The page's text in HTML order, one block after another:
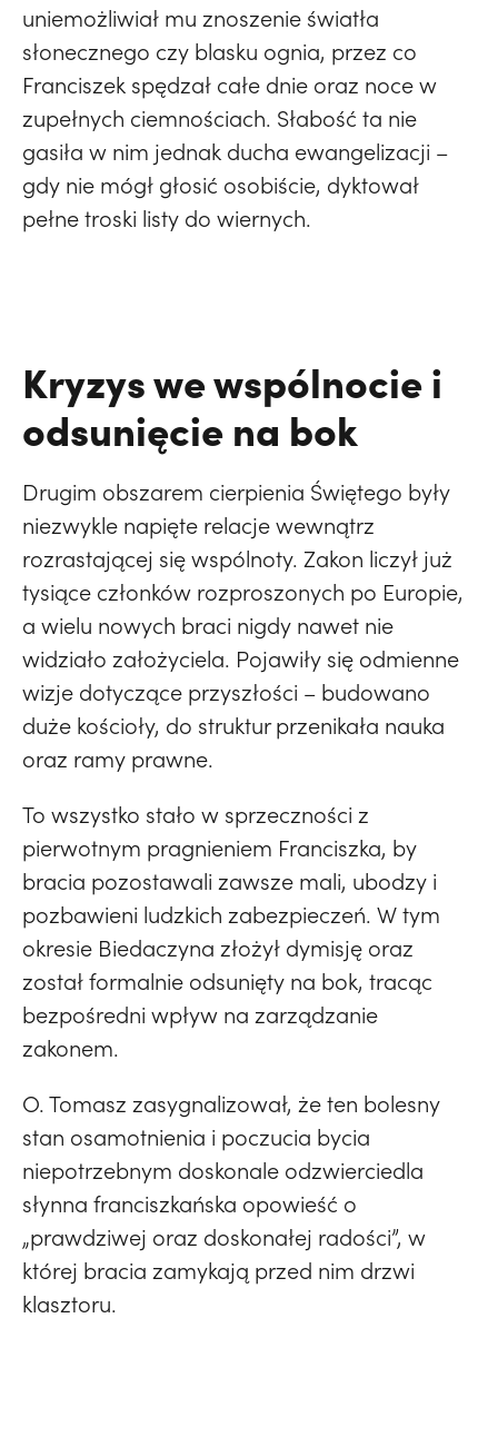
uniemożliwiał mu znoszenie światła
słonecznego czy blasku ognia, przez co
Franciszek spędzał całe dnie oraz noce w
zupełnych ciemnościach. Słabość ta nie
gasiła w nim jednak ducha ewangelizacji –
gdy nie mógł głosić osobiście, dyktował
pełne troski listy do wiernych.
Kryzys we wspólnocie i
odsunięcie na bok
Drugim obszarem cierpienia Świętego były
niezwykle napięte relacje wewnątrz
rozrastającej się wspólnoty. Zakon liczył już
tysiące członków rozproszonych po Europie,
a wielu nowych braci nigdy nawet nie
widziało założyciela. Pojawiły się odmienne
wizje dotyczące przyszłości – budowano
duże kościoły, do struktur przenikała nauka
oraz ramy prawne.
To wszystko stało w sprzeczności z
pierwotnym pragnieniem Franciszka, by
bracia pozostawali zawsze mali, ubodzy i
pozbawieni ludzkich zabezpieczeń. W tym
okresie Biedaczyna złożył dymisję oraz
został formalnie odsunięty na bok, tracąc
bezpośredni wpływ na zarządzanie
zakonem.
O. Tomasz zasygnalizował, że ten bolesny
stan osamotnienia i poczucia bycia
niepotrzebnym doskonale odzwierciedla
słynna franciszkańska opowieść o
„prawdziwej oraz doskonałej radości”, w
której bracia zamykają przed nim drzwi
klasztoru.